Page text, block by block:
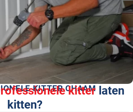
KITTER CHAAM
kitter laten
kitten?